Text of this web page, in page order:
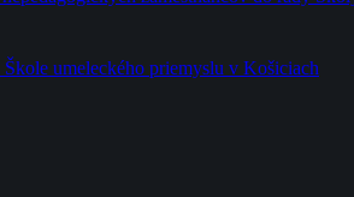
umeleckého priemyslu v Košiciach